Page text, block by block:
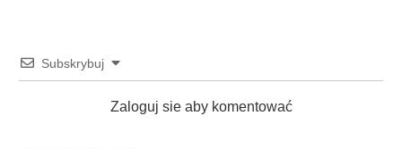
Subskrybuj
Zaloguj sie aby komentować